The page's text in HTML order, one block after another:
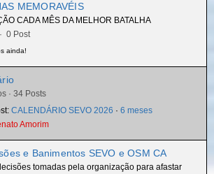
MEMORAVÉIS
CADA MÊS DA MELHOR BATALHA
0 Post
ainda!
· 34 Posts
CALENDÁRIO SEVO 2026 · 6 meses
Amorim
e Banimentos SEVO e OSM CA
tomadas pela organização para afastar